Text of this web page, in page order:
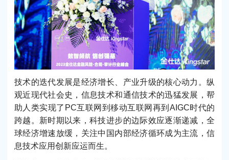
技术的迭代发展是经济增长、产业升级的核心动力。纵
观近现代社会史，信息技术和通信技术的迅猛发展，帮
助人类实现了PC互联网到移动互联网再到AIGC时代的
跨越。新时期以来，科技进步的边际效应逐渐递减，全
球经济增速放缓，关注中国内部经济循环成为主流，信
息技术应用创新应运而生。